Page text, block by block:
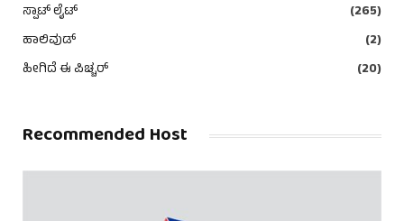
ಸ್ಪಾಟ್ ಲೈಟ್
(265)
ಹಾಲಿವುಡ್
(2)
ಹೀಗಿದೆ ಈ ಪಿಚ್ಚರ್
(20)
Recommended Host